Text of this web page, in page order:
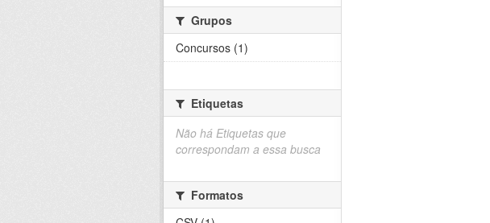
Grupos
Concursos (1)
Etiquetas
Não há Etiquetas que
correspondam a essa busca
Formatos